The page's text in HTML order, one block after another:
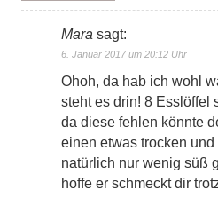
Mara sagt:
6. Januar 2017 um 20:12 Uhr
Ohoh, da hab ich wohl
steht es drin! 8 Esslöffel
da diese fehlen könnte
einen etwas trocken und
natürlich nur wenig süß
hoffe er schmeckt dir